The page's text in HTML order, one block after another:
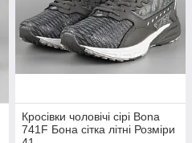
Кросівки чоловічі сірі Bona
741F Бона сітка літні Розміри